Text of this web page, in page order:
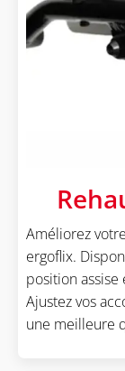
Améliorez
ergoflix.
position assise
Ajustez vos
une meilleure